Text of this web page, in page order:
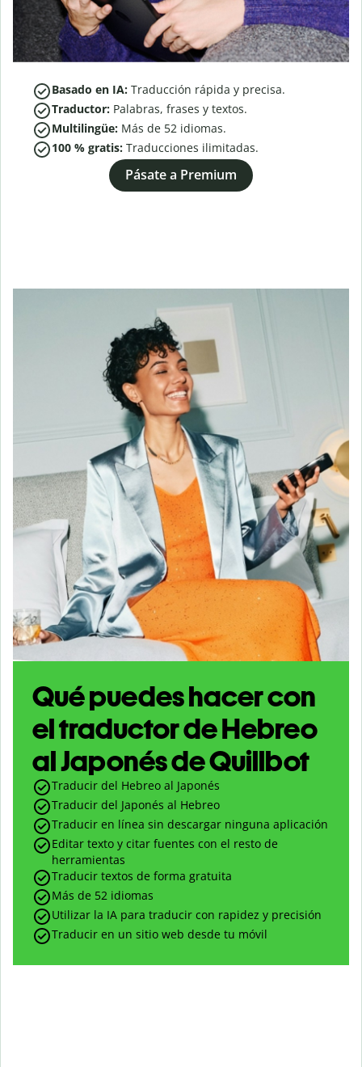
Basado en IA: Traducción rápida y precisa.
Traductor: Palabras, frases y textos.
Multilingüe: Más de 52 idiomas.
100 % gratis: Traducciones ilimitadas.
Pásate a Premium
Qué puedes hacer con
el traductor de Hebreo
al Japonés de Quillbot
Traducir del Hebreo al Japonés
Traducir del Japonés al Hebreo
Traducir en línea sin descargar ninguna aplicación
Editar texto y citar fuentes con el resto de
herramientas
Traducir textos de forma gratuita
Más de 52 idiomas
Utilizar la IA para traducir con rapidez y precisión
Traducir en un sitio web desde tu móvil